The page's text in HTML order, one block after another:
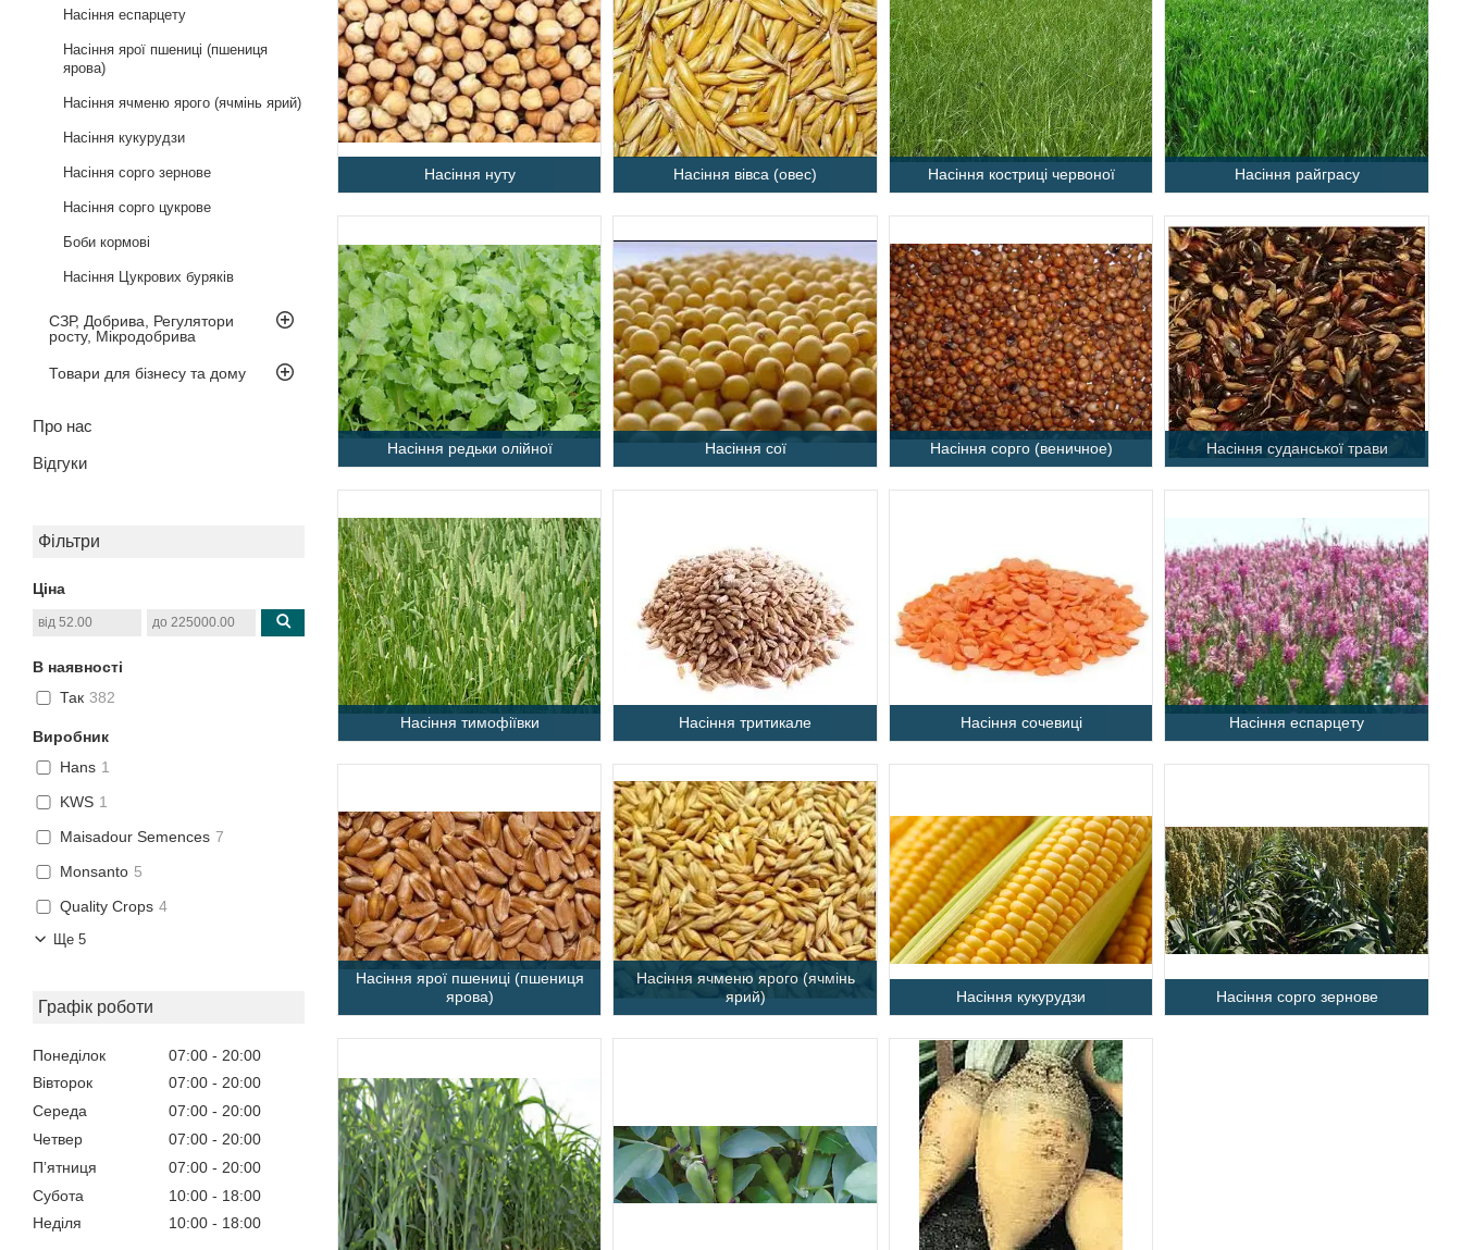
Насіння еспарцету
Насіння ярої пшениці (пшениця
ярова)
Насіння ячменю ярого (ячмінь ярий)
Насіння кукурудзи
Насіння сорго зернове
Насіння сорго цукрове
Боби кормові
Насіння Цукрових буряків
СЗР, Добрива, Регулятори
росту, Мікродобрива
Товари для бізнесу та дому
Про нас
Відгуки
Фільтри
Ціна
В наявності
Так 382
Виробник
Hans 1
KWS 1
Maisadour Semences 7
Monsanto 5
Quality Crops 4
Ще 5
Графік роботи
Понеділок 07:00
20:00
Вівторок
07:00
20:00
Середа
07:00
20:00
Четвер
07:00
20:00
Пʼятниця
07:00
20:00
Субота
10:00
18:00
Неділя
10:00 18:00
Насіння нуту Насіння вівса (овес) Насіння костриці червоної Насіння райграсу
Насіння редьки олійної Насіння сої Насіння сорго (веничное) Насіння суданської трави
Насіння тимофіївки Насіння тритикале Насіння сочевиці Насіння еспарцету
Насіння ярої пшениці (пшениця
ярова)
Насіння ячменю ярого (ячмінь
ярий)
Насіння кукурудзи Насіння сорго зернове